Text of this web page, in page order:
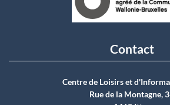
Contact
Centre de Loisirs et
Rue de la Montagne,